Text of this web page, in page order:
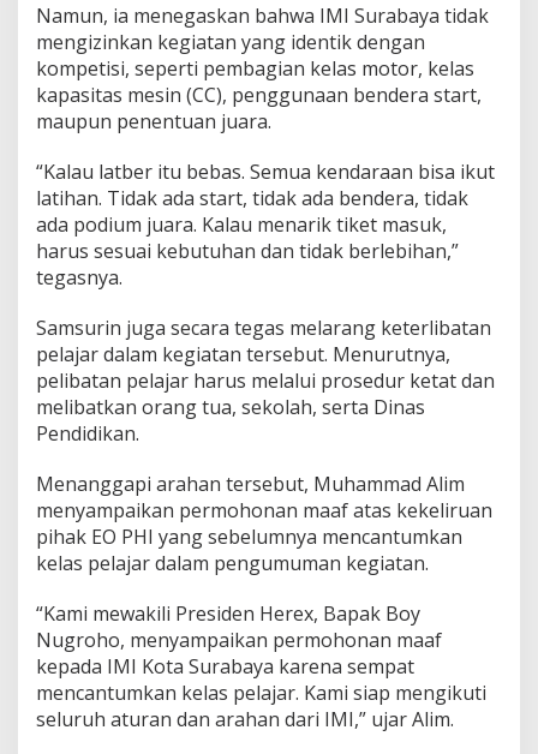
d
a
n
T
a
n
a
J
u
a
r
Namun, ia menegaskan bahwa IMI Surabaya tidak
mengizinkan kegiatan yang identik dengan
kompetisi, seperti pembagian kelas motor, kelas
kapasitas mesin (CC), penggunaan bendera start,
maupun penentuan juara.
“Kalau latber itu bebas. Semua kendaraan bisa ikut
latihan. Tidak ada start, tidak ada bendera, tidak
ada podium juara. Kalau menarik tiket masuk,
harus sesuai kebutuhan dan tidak berlebihan,”
tegasnya.
Samsurin juga secara tegas melarang keterlibatan
pelajar dalam kegiatan tersebut. Menurutnya,
pelibatan pelajar harus melalui prosedur ketat dan
melibatkan orang tua, sekolah, serta Dinas
Pendidikan.
Menanggapi arahan tersebut, Muhammad Alim
menyampaikan permohonan maaf atas kekeliruan
pihak EO PHI yang sebelumnya mencantumkan
kelas pelajar dalam pengumuman kegiatan.
“Kami mewakili Presiden Herex, Bapak Boy
Nugroho, menyampaikan permohonan maaf
kepada IMI Kota Surabaya karena sempat
mencantumkan kelas pelajar. Kami siap mengikuti
seluruh aturan dan arahan dari IMI,” ujar Alim.